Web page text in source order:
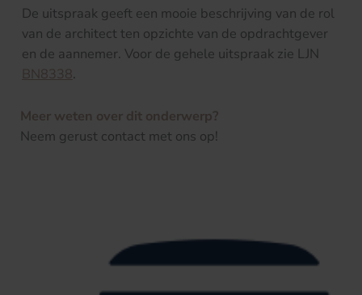
De uitspraak geeft een mooie beschrijving van de rol
van de architect ten opzichte van de opdrachtgever
en de aannemer. Voor de gehele uitspraak zie LJN
BN8338.
Meer weten over dit onderwerp?
Neem gerust contact met ons op!